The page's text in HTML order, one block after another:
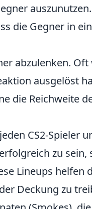
auszunutzen.
die Gegner in
abzulenken.
ausgelöst
die Reichweite
CS2-Spieler
zu
Lineups helfen
Deckung zu